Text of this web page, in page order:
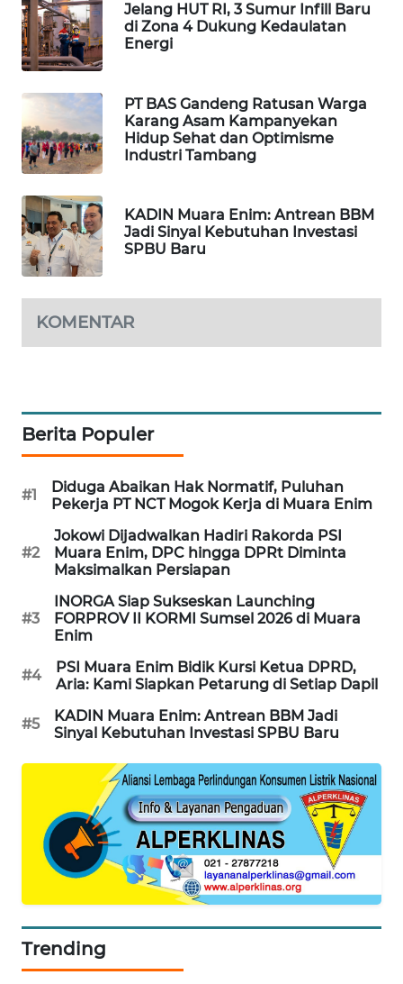
Jelang HUT RI, 3 Sumur Infill Baru
di Zona 4 Dukung Kedaulatan
Energi
PT BAS Gandeng Ratusan Warga
Karang Asam Kampanyekan
Hidup Sehat dan Optimisme
Industri Tambang
KADIN Muara Enim: Antrean BBM
Jadi Sinyal Kebutuhan Investasi
SPBU Baru
KOMENTAR
Berita Populer
#1
Diduga Abaikan Hak Normatif, Puluhan
Pekerja PT NCT Mogok Kerja di Muara Enim
#2
Jokowi Dijadwalkan Hadiri Rakorda PSI
Muara Enim, DPC hingga DPRt Diminta
Maksimalkan Persiapan
#3
INORGA Siap Sukseskan Launching
FORPROV II KORMI Sumsel 2026 di Muara
Enim
#4
PSI Muara Enim Bidik Kursi Ketua DPRD,
Aria: Kami Siapkan Petarung di Setiap Dapil
#5
KADIN Muara Enim: Antrean BBM Jadi
Sinyal Kebutuhan Investasi SPBU Baru
Trending
TAMBANG
NEWS
NEWS
SIDIKALANG
NEWS
SIBARAGAS
NEWS
SIANTAR
NEWS
NEWS
METRO
NEWS
KRT
NEWS
KARING
NEWS
JURNAL
MARITIM
HUMBANG
NEWS
GARONGGANG
NEWS
FISUELRI
ENERGI
NEWS